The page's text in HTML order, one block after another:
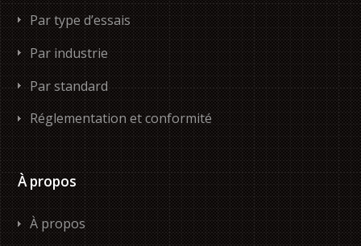
Par type d’essais
Par industrie
Par standard
Réglementation et conformité
À propos
À propos